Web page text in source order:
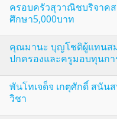
ครอบครัวสุวาณิชบริจาค
ศึกษา5,000บาท
คุณมานะ บุญโชติผู้แทนส
ปกครองและครูมอบทุนก
พันโทเจด็จ เกตุศักดิ์ สนัน
วิชา